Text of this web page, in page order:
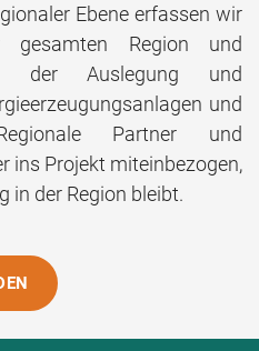
Ebene erfassen wir
gesamten Region und
der Auslegung und
und
Partner und
ins Projekt miteinbezogen,
in der Region bleibt.